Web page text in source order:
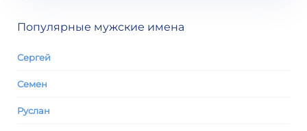
Популярные мужские имена
Сергей
Семен
Руслан